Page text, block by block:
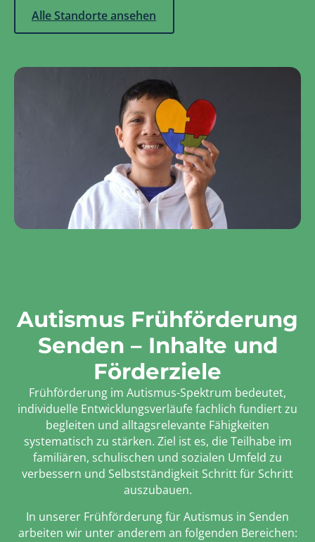
Alle Standorte ansehen
Autismus Frühförderung
Senden – Inhalte und
Förderziele
Frühförderung im Autismus-Spektrum bedeutet,
individuelle Entwicklungsverläufe fachlich fundiert zu
begleiten und alltagsrelevante Fähigkeiten
systematisch zu stärken. Ziel ist es, die Teilhabe im
familiären, schulischen und sozialen Umfeld zu
verbessern und Selbstständigkeit Schritt für Schritt
auszubauen.
In unserer Frühförderung für Autismus in Senden
arbeiten wir unter anderem an folgenden Bereichen: